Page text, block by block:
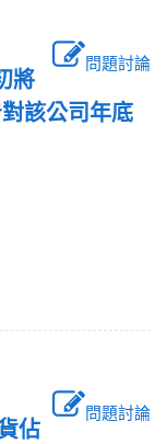
問題討論
將
該公司年底
問題討論
佔